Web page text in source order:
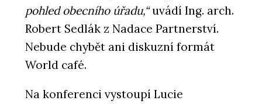
pohled obecního úřadu,“uvádí Ing. arch.
Robert Sedlák z Nadace Partnerství.
Nebude chybět ani diskuzní formát
World café.
Na konferenci vystoupí Lucie